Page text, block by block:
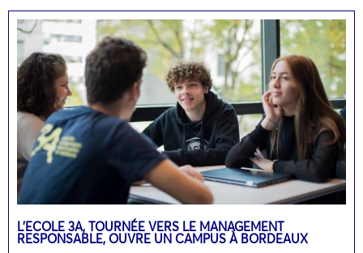
L’ECOLE 3A, TOURNÉE VERS LE MANAGEMENT
RESPONSABLE, OUVRE UN CAMPUS À BORDEAUX